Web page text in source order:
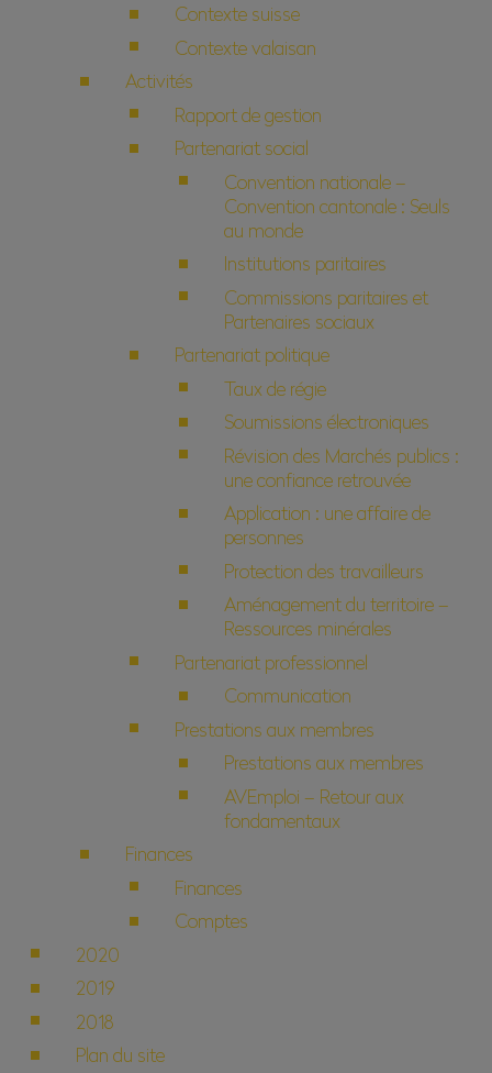
Contexte suisse
Contexte valaisan
Activités
Rapport de gestion
Partenariat social
Convention nationale –
Convention cantonale : Seuls
au monde
Institutions paritaires
Commissions paritaires et
Partenaires sociaux
Partenariat politique
Taux de régie
Soumissions électroniques
Révision des Marchés publics :
une confiance retrouvée
Application : une affaire de
personnes
Protection des travailleurs
Aménagement du territoire –
Ressources minérales
Partenariat professionnel
Communication
Prestations aux membres
Prestations aux membres
AVEmploi – Retour aux
fondamentaux
Finances
Finances
Comptes
2020
2019
2018
Plan du site